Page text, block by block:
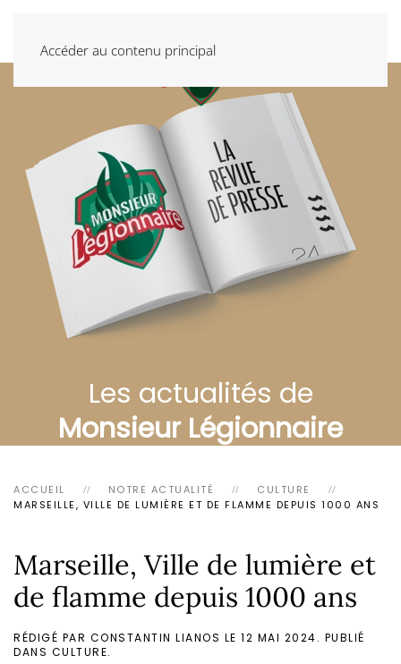
Accéder au contenu principal
Les actualités de
Monsieur Légionnaire
ACCUEIL NOTRE ACTUALITÉ
CULTURE
MARSEILLE, VILLE DE LUMIÈRE ET DE FLAMME DEPUIS 1000 ANS
Marseille, Ville de lumière et
de flamme depuis 1000 ans
RÉDIGÉ PAR CONSTANTIN LIANOS LE 12 MAI 2024. PUBLIÉ
DANS CULTURE.